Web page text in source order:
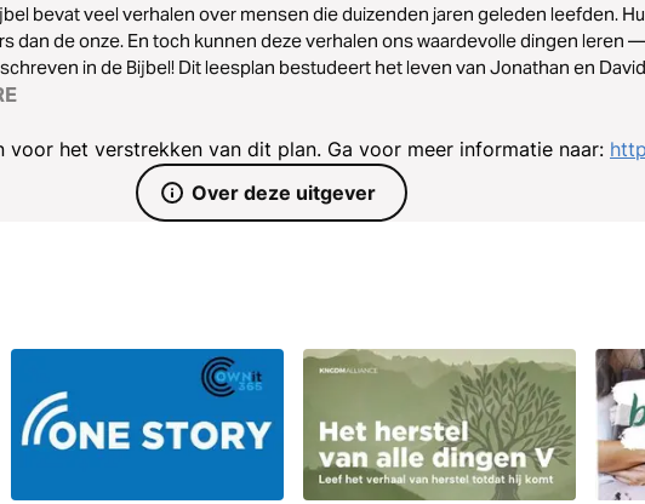
bevat veel verhalen over mensen die duizenden jaren geleden leefden.
dan de onze. En toch kunnen deze verhalen ons waardevolle dingen leren
in de Bijbel! Dit leesplan bestudeert het leven van Jonathan en
Lees je mee?
voor het verstrekken van dit plan. Ga voor meer informatie naar:
Over deze uitgever